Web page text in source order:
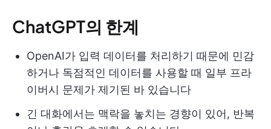
ChatGPT의 한계
OpenAI가 입력 데이터를 처리하기 때문에 민감
하거나 독점적인 데이터를 사용할 때 일부 프라
이버시 문제가 제기된 바 있습니다
긴 대화에서는 맥락을 놓치는 경향이 있어, 반복